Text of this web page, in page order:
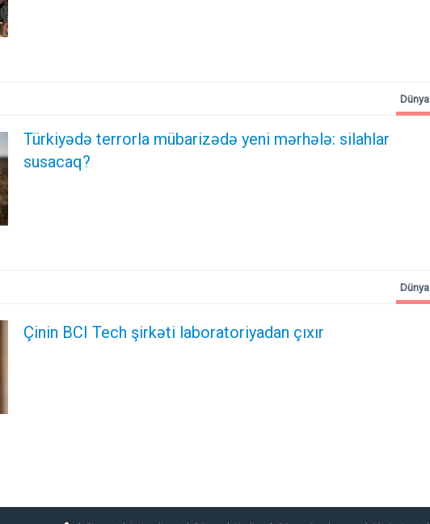
Türkiyədə terrorla mübarizədə yeni mərhələ: silahlar
susacaq?
Dünya
Çinin BCI Tech şirkəti laboratoriyadan çıxır
Dünya